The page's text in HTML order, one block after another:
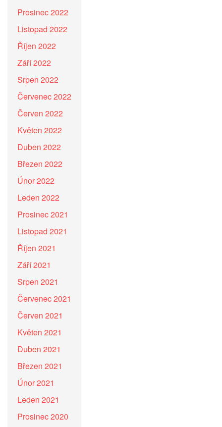
Prosinec 2022
Listopad 2022
Říjen 2022
Září 2022
Srpen 2022
Červenec 2022
Červen 2022
Květen 2022
Duben 2022
Březen 2022
Únor 2022
Leden 2022
Prosinec 2021
Listopad 2021
Říjen 2021
Září 2021
Srpen 2021
Červenec 2021
Červen 2021
Květen 2021
Duben 2021
Březen 2021
Únor 2021
Leden 2021
Prosinec 2020